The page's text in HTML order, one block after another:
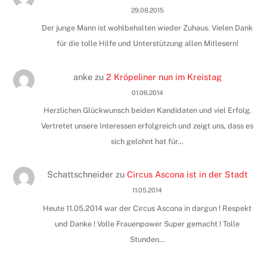
29.08.2015
Der junge Mann ist wohlbehalten wieder Zuhaus. Vielen Dank
für die tolle Hilfe und Unterstützung allen Mitlesern!
ankezu 2 Kröpeliner nun im Kreistag
01.06.2014
Herzlichen Glückwunsch beiden Kandidaten und viel Erfolg.
Vertretet unsere Interessen erfolgreich und zeigt uns, dass es
sich gelohnt hat für…
Schattschneider zu Circus Ascona ist in der Stadt
11.05.2014
Heute 11.05.2014 war der Circus Ascona in dargun ! Respekt
und Danke ! Volle Frauenpower Super gemacht ! Tolle
Stunden…